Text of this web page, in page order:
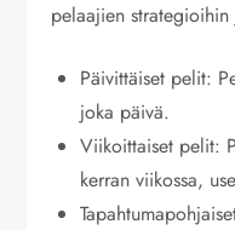
pelaajien
Päivittäiset pelit:
joka päivä.
Viikoittaiset pelit:
kerran viikossa,